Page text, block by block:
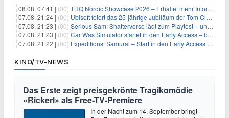
08.08. 07:41 | (00) THQ Nordic Showcase 2026 – Erhaltet mehr Informationen
07.08. 21:24 | (00) Ubisoft feiert das 25-jährige Jubiläum der Tom Clancy’s Ghost Recon-Reihe
07.08. 21:23 | (00) Serious Sam: Shatterverse lädt zum Playtest – und erscheint schon bald!
07.08. 21:23 | (00) Car Was Simulator startet in den Early Access – bald gehts los!
07.08. 21:22 | (00) Expeditions: Samurai – Start in den Early Access ab heute im feudalen Japan
KINO/TV-NEWS
Das Erste zeigt preisgekrönte Tragikomödie
«Rickerl» als Free-TV-Premiere
In der Nacht zum 14. September bringt